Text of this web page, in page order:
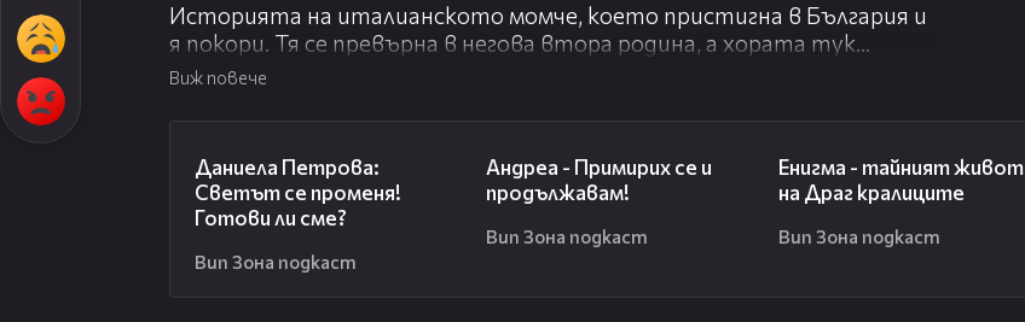
Историята на италианското момче, което пристигна в България и
я покори. Тя се превърна в негова втора родина, а хората тук
обичат храната и добротата му. И все пак - животът на няколко
прег
Виж повече
Даниела Петрова:
Светът се променя!
Готови ли сме?
Вип Зона подкаст
Андреа - Примирих се и
продължавам!
Вип Зона подкаст
Енигма - тайният живот
на Драг кралиците
Вип Зона подкаст